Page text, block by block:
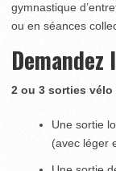
gymnastique
ou en séances
2 ou 3 sorties vélo
Une sortie
(avec léger